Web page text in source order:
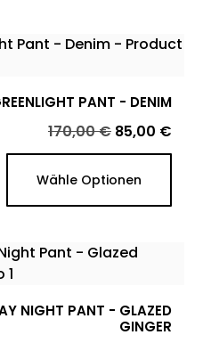
PANT - DENIM
Verkaufspreis
170,00 € Preis
85,00 €
Wähle Optionen
NIGHT PANT - GLAZED
GINGER